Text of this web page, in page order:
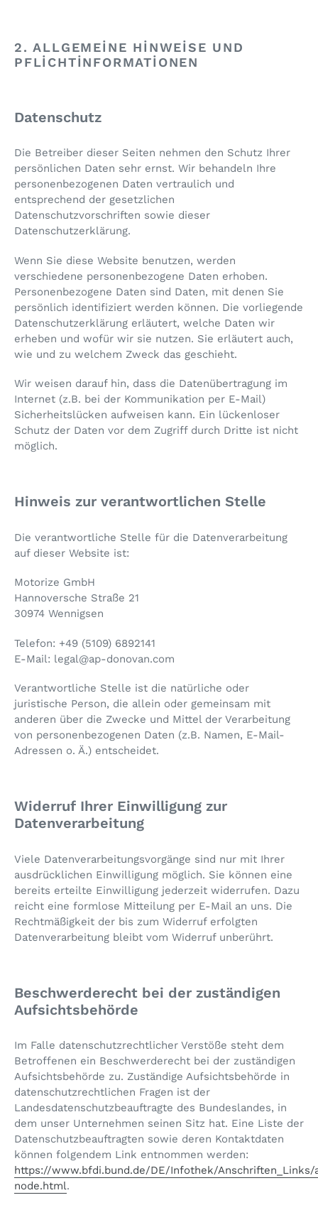
2. ALLGEMEINE HINWEISE UND
PFLICHTINFORMATIONEN
Datenschutz
Die Betreiber dieser Seiten nehmen den Schutz Ihrer
persönlichen Daten sehr ernst. Wir behandeln Ihre
personenbezogenen Daten vertraulich und
entsprechend der gesetzlichen
Datenschutzvorschriften sowie dieser
Datenschutzerklärung.
Wenn Sie diese Website benutzen, werden
verschiedene personenbezogene Daten erhoben.
Personenbezogene Daten sind Daten, mit denen Sie
persönlich identifiziert werden können. Die vorliegende
Datenschutzerklärung erläutert, welche Daten wir
erheben und wofür wir sie nutzen. Sie erläutert auch,
wie und zu welchem Zweck das geschieht.
Wir weisen darauf hin, dass die Datenübertragung im
Internet (z.B. bei der Kommunikation per E-Mail)
Sicherheitslücken aufweisen kann. Ein lückenloser
Schutz der Daten vor dem Zugriff durch Dritte ist nicht
möglich.
Hinweis zur verantwortlichen Stelle
Die verantwortliche Stelle für die Datenverarbeitung
auf dieser Website ist:
Motorize GmbH
Hannoversche Straße 21
30974 Wennigsen
Telefon: +49 (5109) 6892141
E-Mail: legal@ap-donovan.com
Verantwortliche Stelle ist die natürliche oder
juristische Person, die allein oder gemeinsam mit
anderen über die Zwecke und Mittel der Verarbeitung
von personenbezogenen Daten (z.B. Namen, E-Mail-
Adressen o. Ä.) entscheidet.
Widerruf Ihrer Einwilligung zur
Datenverarbeitung
Viele Datenverarbeitungsvorgänge sind nur mit Ihrer
ausdrücklichen Einwilligung möglich. Sie können eine
bereits erteilte Einwilligung jederzeit widerrufen. Dazu
reicht eine formlose Mitteilung per E-Mail an uns. Die
Rechtmäßigkeit der bis zum Widerruf erfolgten
Datenverarbeitung bleibt vom Widerruf unberührt.
Beschwerderecht bei der zuständigen
Aufsichtsbehörde
Im Falle datenschutzrechtlicher Verstöße steht dem
Betroffenen ein Beschwerderecht bei der zuständigen
Aufsichtsbehörde zu. Zuständige Aufsichtsbehörde in
datenschutzrechtlichen Fragen ist der
Landesdatenschutzbeauftragte des Bundeslandes, in
dem unser Unternehmen seinen Sitz hat. Eine Liste der
Datenschutzbeauftragten sowie deren Kontaktdaten
können folgendem Link entnommen werden:
https://www.bfdi.bund.de/DE/Infothek/
node.html.